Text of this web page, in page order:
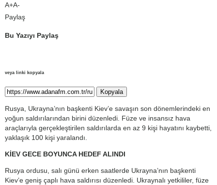
A+A-
Paylaş
Bu Yazıyı Paylaş
veya linki kopyala
Kopyala
Rusya, Ukrayna’nın başkenti Kiev’e savaşın son dönemlerindeki en
yoğun saldırılarından birini düzenledi. Füze ve insansız hava
araçlarıyla gerçekleştirilen saldırılarda en az 9 kişi hayatını kaybetti,
yaklaşık 100 kişi yaralandı.
KİEV GECE BOYUNCA HEDEF ALINDI
Rusya ordusu, salı günü erken saatlerde Ukrayna’nın başkenti
Kiev’e geniş çaplı hava saldırısı düzenledi. Ukraynalı yetkililer, füze